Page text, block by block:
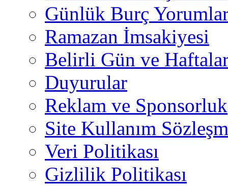
Günlük Burç
Ramazan İmsakiyesi
Belirli Gün ve
Duyurular
Reklam ve Sponsorluk
Site Kullanım
Veri Politikası
Gizlilik Politikası